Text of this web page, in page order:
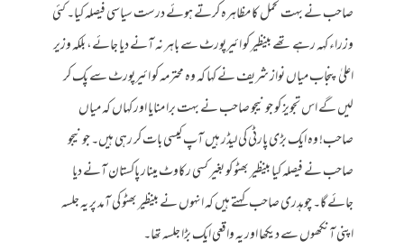
صاحب نے بہت تحمل کا مظاہرہ کرتے ہوئے درست سیاسی فیصلہ کیا۔ کئی
وزراء کہہ رہے تھے بینظیر کو ائیرپورٹ سے باہر نہ آنے دیا جائے، بلکہ وزیر
اعلیٰ پنجاب میاں نواز شریف نے کہا کہ وہ محترمہ کو ائیرپورٹ سے پک کر
لیں گے اس تجویز کو جونیجو صاحب نے بہت برا منایا اور کہاں کہ میاں
صاحب! وہ ایک بڑی پارٹی کی لیڈر ہیں آپ کیسی بات کر رہی ہیں۔ جونیجو
صاحب نے فیصلہ کیا بینظیر بھٹو کو بغیر کسی رکاوٹ مینار پاکستان آنے دیا
جائے گا۔ چوہدری صاحب کہتے ہیں کہ انہوں نے بینظیر بھٹو کی آمد پر یہ جلسہ
اپنی آنکھوں سے دیکھا اور یہ واقعی ایک بڑا جلسہ تھا۔